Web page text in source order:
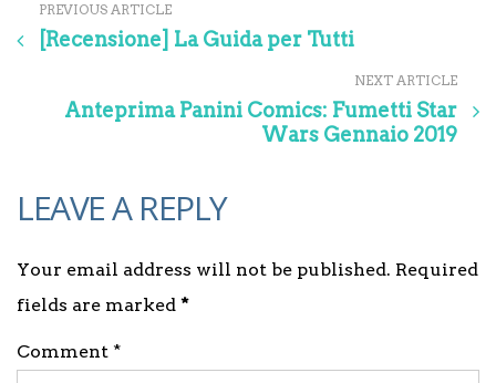
PREVIOUS ARTICLE
[Recensione] La Guida per Tutti
NEXT ARTICLE
Anteprima Panini Comics: Fumetti Star
Wars Gennaio 2019
LEAVE A REPLY
Your email address will not be published. Required
fields are marked *
Comment *